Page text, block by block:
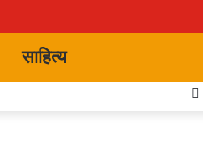
साहित्य